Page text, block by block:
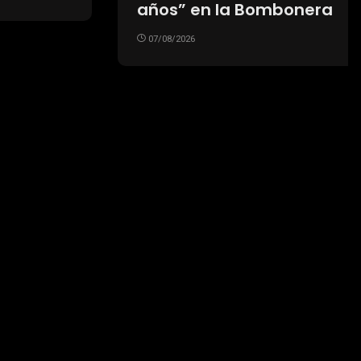
años” en la Bombonera
07/08/2026